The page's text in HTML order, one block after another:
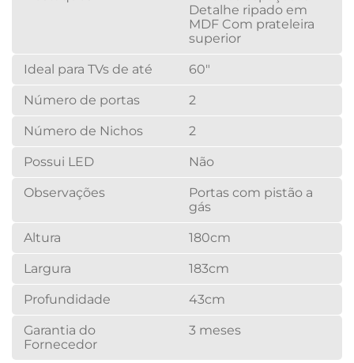
Detalhe ripado em
MDF Com prateleira
superior
Ideal para TVs de até 60"
Número de portas 2
Número de Nichos 2
Possui LED Não
Observações
Portas com pistão a
gás
Altura 180cm
Largura 183cm
Profundidade 43cm
Garantia do
Fornecedor
3 meses